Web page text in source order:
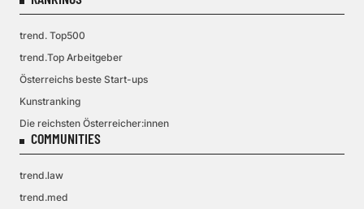
trend. Top500
trend.Top Arbeitgeber
Österreichs beste Start-ups
Kunstranking
Die reichsten Österreicher:innen
COMMUNITIES
trend.law
trend.med